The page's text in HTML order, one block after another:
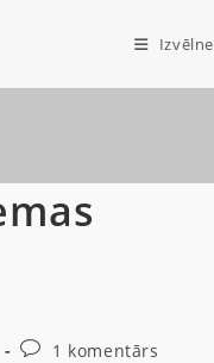
Izvēlne
1 komentārs